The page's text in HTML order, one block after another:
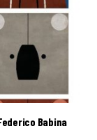
Babina